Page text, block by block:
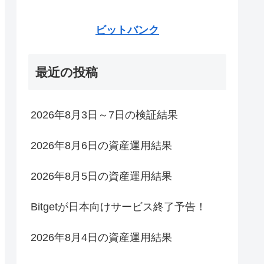
ビットバンク
最近の投稿
2026年8月3日～7日の検証結果
2026年8月6日の資産運用結果
2026年8月5日の資産運用結果
Bitgetが日本向けサービス終了予告！
2026年8月4日の資産運用結果